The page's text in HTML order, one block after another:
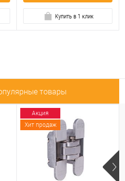
Купить в 1 клик
товары
Акция
Хит продаж